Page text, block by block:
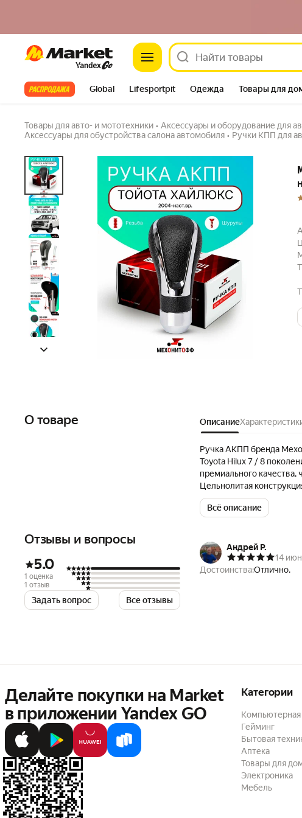
Market
Все хиты Global Lifesportpit Одежда Товары для
Товары для авто- и мототехники • Аксессуары и оборудование для
Аксессуары для обустройства салона автомобиля • Ручки КПП для
Ручка АКПП Тойота Хайлюкс 2004-наст. вр. /
автоматическая КПП
1 купили Задать вопрос
О товаре Описание
Ручка АКПП бренда
Toyota Hilux 7 / 8
премиального качества,
Цельнолитая
надежность и
надежное крепление и
поколения 2004-наст.
долгое время и сделает
Всё описание
Отзывы и вопросы
5.0
1 оценка
1 отзыв
Задать вопрос Все отзывы
Андрей Р.
14
Достоинства:Отлично.
Делайте покупки на Market
в приложении Yandex GO
Категории
Компьютерная
Гейминг
Бытовая
Аптека
Товары для
Электроника
Мебель